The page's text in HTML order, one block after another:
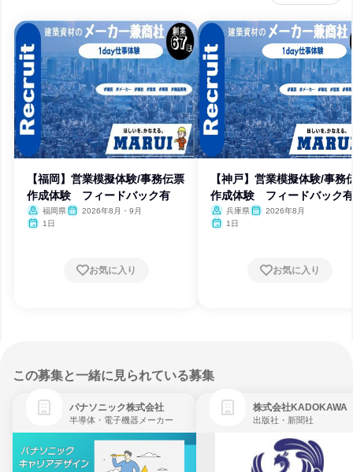
【福岡】営業模擬体験/事務伝票
作成体験 フィードバック有
福岡県
2026年8月・9月
1日
お気に入り
【神戸】営業模擬体験/事務
作成体験 フィードバック有
兵庫県
2026年8月
1日
お気に入り
この募集と一緒に見られている募集
パナソニック株式会社
半導体・電子機器メーカー
株式会社KADOKAWA
出版社・新聞社